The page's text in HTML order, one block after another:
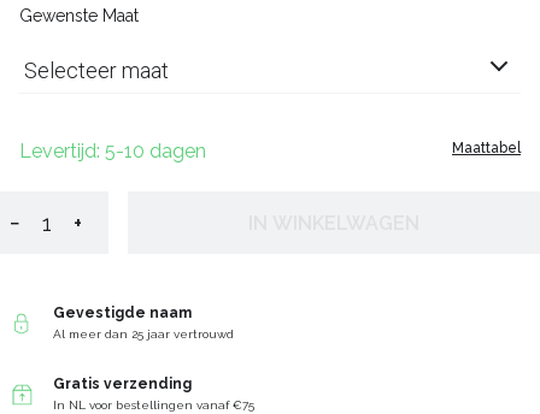
Gewenste Maat
Selecteer maat
Maattabel
Levertijd: 5-10 dagen
− +
Gevestigde naam
Al meer dan 25 jaar vertrouwd
Gratis verzending
In NL voor bestellingen vanaf €75